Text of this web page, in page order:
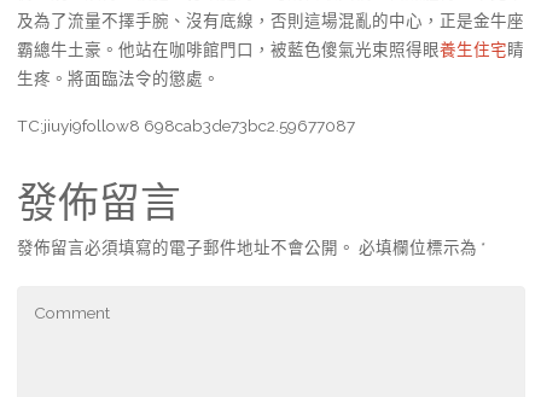
及為了流量不擇手腕、沒有底線，否則這場混亂的中心，正是金牛座
霸總牛土豪。他站在咖啡館門口，被藍色傻氣光束照得眼養生住宅睛
生疼。將面臨法令的懲處。
TC:jiuyi9follow8 698cab3de73bc2.59677087
發佈留言
發佈留言必須填寫的電子郵件地址不會公開。 必填欄位標示為 *